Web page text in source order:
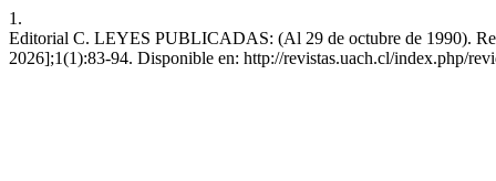
1.
Editorial C. LEYES PUBLICADAS: (Al 29 de octubre de 1990).
2026];1(1):83-94. Disponible en: http://revistas.uach.cl/index.php/